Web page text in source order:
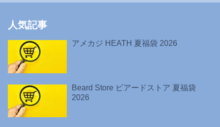
人気記事
アメカジ HEATH 夏福袋 2026
Beard Store ビアードストア 夏福袋
2026